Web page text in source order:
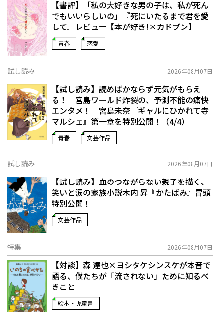
【書評】「私の大好きな男の子は、私が死ん
でもいいらしいの」――『死にいたるまで君を愛
して』レビュー【本が好き!×カドブン】
青春 恋愛
試し読み 2026年08月07日
【試し読み】読めばかならず元気がもらえ
る！ 宮島ワールド炸裂の、予測不能の痛快
エンタメ！ 宮島未奈『ギャルにひかれて寺
マルシェ』第一章を特別公開！（4/4）
青春 文芸作品
試し読み 2026年08月07日
【試し読み】血のつながらない親子を描く、
笑いと涙の家族小説――木内 昇『かたばみ』冒頭
特別公開！
文芸作品
特集 2026年08月07日
【対談】森 達也×ヨシタケシンスケが本音で
語る、僕たちが「流されない」ために知るべ
きこと
絵本・児童書